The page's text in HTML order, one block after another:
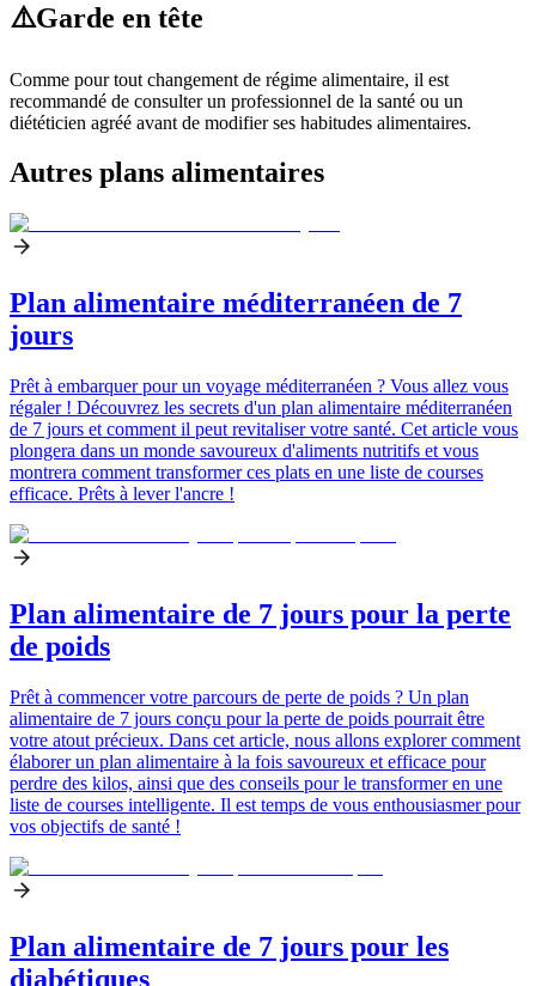
⚠️Garde en tête
Comme pour tout changement de régime alimentaire, il est
recommandé de consulter un professionnel de la santé ou un
diététicien agréé avant de modifier ses habitudes alimentaires.
Autres plans alimentaires
Plan alimentaire méditerranéen de 7
jours
Prêt à embarquer pour un voyage méditerranéen ? Vous allez vous
régaler ! Découvrez les secrets d'un plan alimentaire méditerranéen
de 7 jours et comment il peut revitaliser votre santé. Cet article vous
plongera dans un monde savoureux d'aliments nutritifs et vous
montrera comment transformer ces plats en une liste de courses
efficace. Prêts à lever l'ancre !
Plan alimentaire de 7 jours pour la perte
de poids
Prêt à commencer votre parcours de perte de poids ? Un plan
alimentaire de 7 jours conçu pour la perte de poids pourrait être
votre atout précieux. Dans cet article, nous allons explorer comment
élaborer un plan alimentaire à la fois savoureux et efficace pour
perdre des kilos, ainsi que des conseils pour le transformer en une
liste de courses intelligente. Il est temps de vous enthousiasmer pour
vos objectifs de santé !
Plan alimentaire de 7 jours pour les
diabétiques